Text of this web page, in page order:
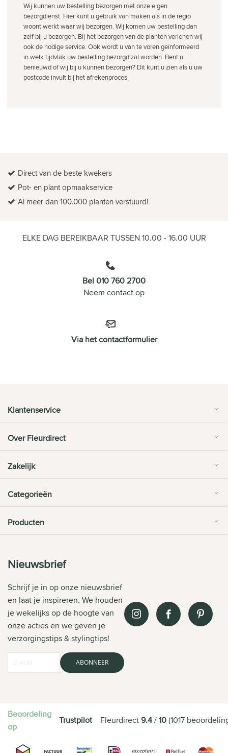
Wij kunnen uw bestelling bezorgen met onze eigen
bezorgdienst. Hier kunt u gebruik van maken als in de regio
woont werkt waar wij bezorgen. Wij komen uw bestelling dan
zelf bij u bezorgen. Bij het bezorgen van de planten verlenen wij
ook de nodige service. Ook wordt u van te voren geïnformeerd
in welk tijdvlak uw bestelling bezorgd zal worden. Bent u
benieuwd of wij bij u kunnen bezorgen? Dit kunt u zien als u uw
postcode invult bij het afrekenproces.
Direct van de beste kwekers
Pot- en plant opmaakservice
Al meer dan 100.000 planten verstuurd!
ELKE DAG BEREIKBAAR TUSSEN 10.00 - 16.00 UUR
Bel 010 760 2700
Neem contact op
Via het contactformulier
Klantenservice
Over Fleurdirect
Zakelijk
Categorieën
Producten
Nieuwsbrief
Schrijf je in op onze nieuwsbrief
en laat je inspireren. We houden
je wekelijks op de hoogte van
onze acties en we geven je
verzorgingstips & stylingtips!
ABONNEER
Beoordeling
op
Trustpilot Fleurdirect9.4/10(1017